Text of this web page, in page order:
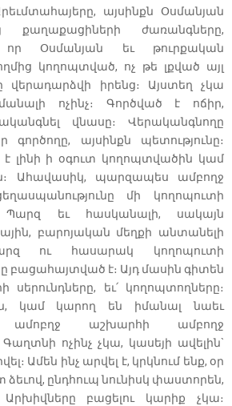
այսինքն Օսմանյան
քաղաքացիների ժառանգները,
Օսմանյան եւ թուրքական
կողոպտված, ոչ թե լքված այլ
վերադարձվի իրենց։ Այստեղ չկա
ոչինչ։ Գործված է ոճիր,
վնասը։ Վերականգնողը
այսինքն պետությունը։
լինի ի օգուտ կողոպտվածին կամ
Ահավասիկ, պարզապես ամբողջ
մի կողոպուտի
Պարզ եւ հասկանալի, սակայն
բարոյական մեղքի անտանելի
ու հասարակ կողոպուտի
բացահայտված է։ Այդ մասին գիտեն
սերունդները, եւ՛ կողոպտողները։
կամ կարող են իմանալ նաեւ
ամոբղջ աշխարհի ամբողջ
Գաղտնի ոչինչ չկա, կասեյի ավելին`
Ամեն ինչ արվել է, կրկնում ենք, օր
ընդհուպ նունիսկ փաստորեն,
բացելու կարիք չկա։